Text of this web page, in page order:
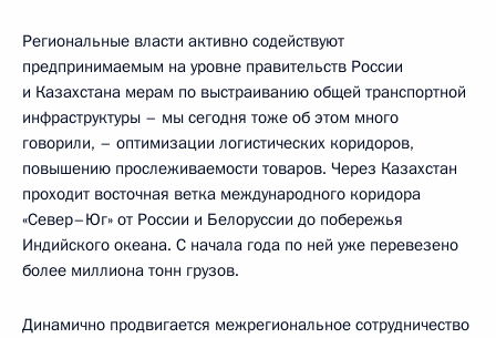
Региональные власти активно содействуют
предпринимаемым на уровне правительств России
и Казахстана мерам по выстраиванию общей транспортной
инфраструктуры – мы сегодня тоже об этом много
говорили, – оптимизации логистических коридоров,
повышению прослеживаемости товаров. Через Казахстан
проходит восточная ветка международного коридора
«Север–Юг» от России и Белоруссии до побережья
Индийского океана. С начала года по ней уже перевезено
более миллиона тонн грузов.
Динамично продвигается межрегиональное сотрудничество